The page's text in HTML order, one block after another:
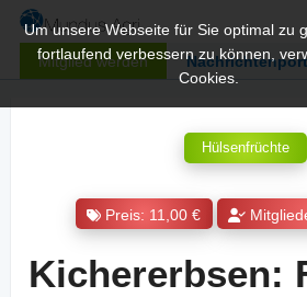
Mitglied werden
Um unsere Webseite für Sie optimal zu
fortlaufend verbessern zu können,
Cookies.
Hülsenfrüchte
Preis: 11,00 €
Kichererbsen: